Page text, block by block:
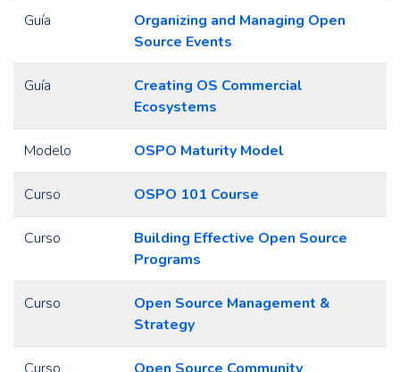
Guía
Organizing and Managing Open
Source Events
Guía
Creating OS Commercial
Ecosystems
Modelo OSPO Maturity Model
Curso OSPO 101 Course
Curso
Building Effective Open Source
Programs
Curso
Open Source Management &
Strategy